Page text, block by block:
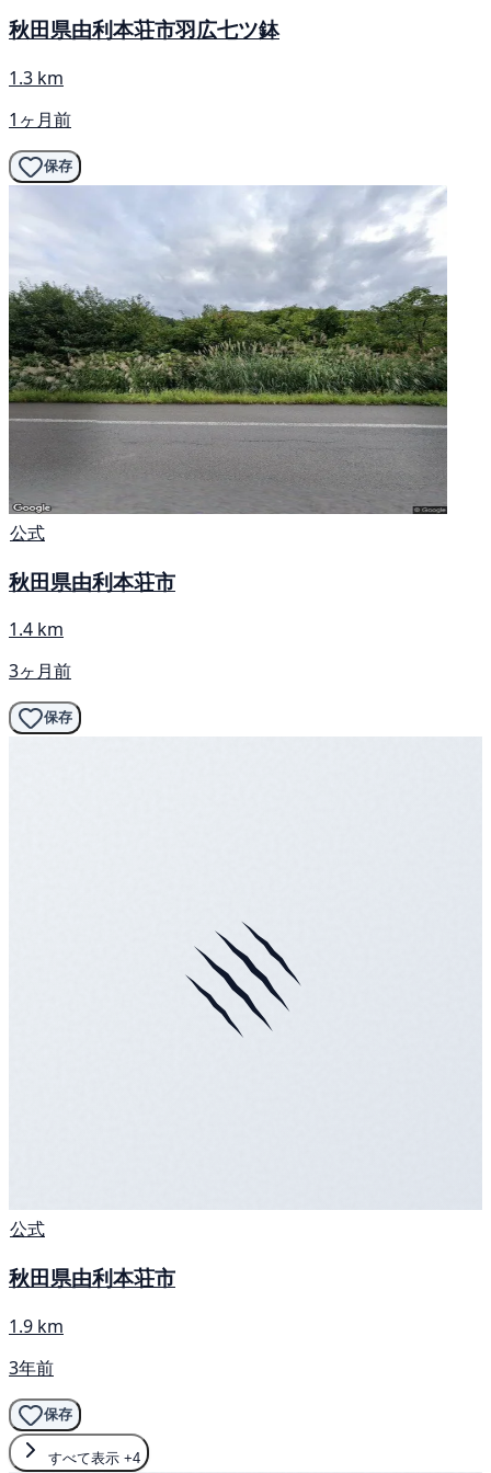
秋田県由利本荘市羽広七ツ鉢
1.3 km
1ヶ月前
保存
公式
秋田県由利本荘市
1.4 km
3ヶ月前
保存
公式
秋田県由利本荘市
1.9 km
3年前
保存
すべて表示 +4